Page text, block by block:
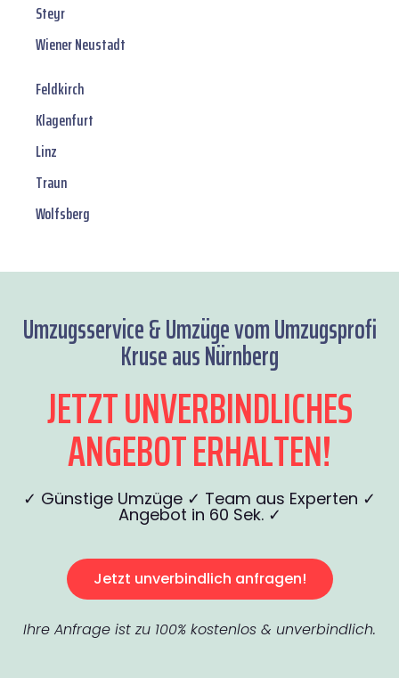
Steyr
Wiener Neustadt
Feldkirch
Klagenfurt
Linz
Traun
Wolfsberg
Umzugsservice & Umzüge vom Umzugsprofi
Kruse aus Nürnberg
JETZT UNVERBINDLICHES
ANGEBOT ERHALTEN!
✓ Günstige Umzüge ✓ Team aus Experten ✓
Angebot in 60 Sek. ✓
Jetzt unverbindlich anfragen!
Ihre Anfrage ist zu 100% kostenlos & unverbindlich.